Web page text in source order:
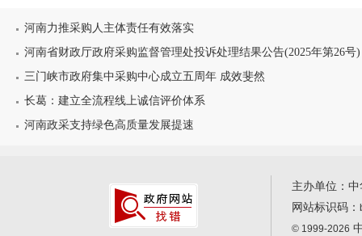
河南力推采购人主体责任有效落实
河南省财政厅政府采购监督管理处投诉处理结果公告(2025年第26号)
三门峡市政府集中采购中心成立五周年 成效斐然
长葛：建立全流程线上诚信评价体系
河南政采支持绿色高质量发展提速
主办单位：
网站标识码：
© 1999-2026